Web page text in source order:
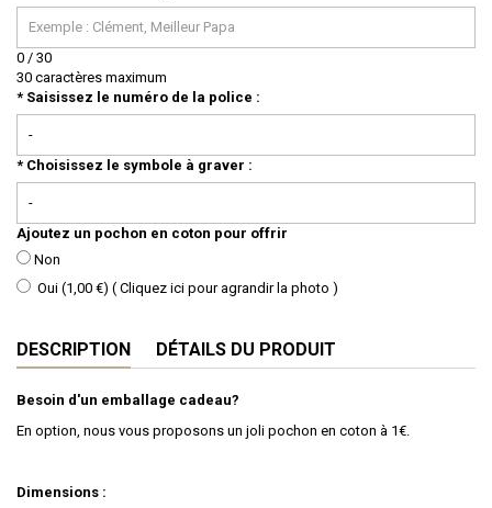
0 / 30
30 caractères maximum
* Saisissez le numéro de la police :
* Choisissez le symbole à graver :
Ajoutez un pochon en coton pour offrir
Non
Oui (1,00 €) ( Cliquez ici pour agrandir la photo )
DESCRIPTION DÉTAILS DU PRODUIT
Besoin d'un emballage cadeau?
En option, nous vous proposons un joli pochon en coton à 1€.
Dimensions :